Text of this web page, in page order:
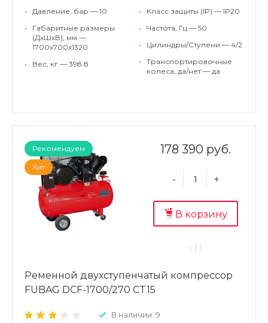
•
Давление, бар — 10
•
Габаритные размеры
(ДхШхВ), мм —
1700х700х1320
•
Вес, кг — 398.8
•
Класс защиты (IP) — IP20
•
Частота, Гц — 50
•
Цилиндры/Ступени — 4/2
•
Транспортировочные
колеса, да/нет — да
Рекомендуем
Хит
178 390 руб.
- +
В корзину
Ременной двухступенчатый компрессор
FUBAG DCF-1700/270 CT15
В наличии: 9